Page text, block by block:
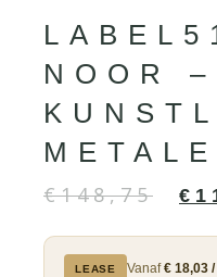
NOOR
€148,75 €
LEASE Vanaf€ 18,03